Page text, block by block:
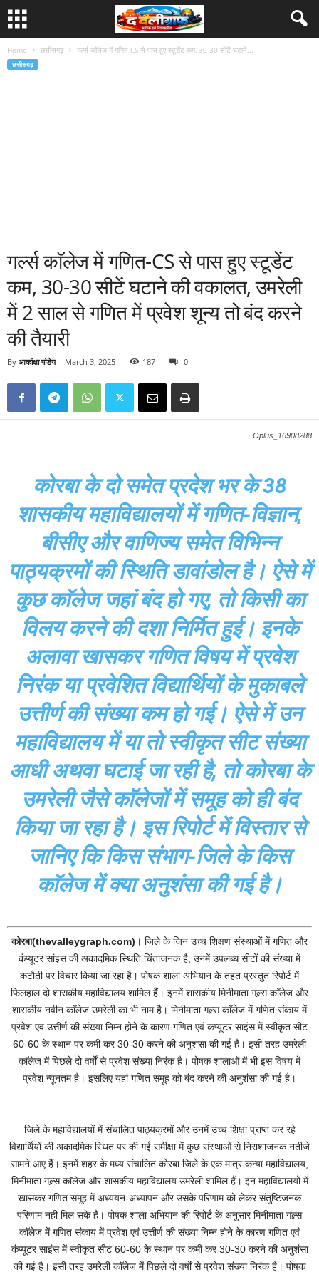
Home छत्तीसगढ़ गर्ल्स काॅलेज में गणित-CS से पास हुए स्टूडेंट कम, 30-30 सीटें घटाने...
छत्तीसगढ़
गर्ल्स काॅलेज में गणित-CS से पास हुए स्टूडेंट
कम, 30-30 सीटें घटाने की वकालत, उमरेली
में 2 साल से गणित में प्रवेश शून्य तो बंद करने
की तैयारी
By आकांक्षा पांडेय- March 3, 2025 187 0
Oplus_16908288
कोरबा के दो समेत प्रदेश भर के 38
शासकीय महाविद्यालयों में गणित-विज्ञान,
बीसीए और वाणिज्य समेत विभिन्न
पाठ्यक्रमों की स्थिति डावांडोल है। ऐसे में
कुछ काॅलेज जहां बंद हो गए, तो किसी का
विलय करने की दशा निर्मित हुई। इनके
अलावा खासकर गणित विषय में प्रवेश
निरंक या प्रवेशित विद्यार्थियों के मुकाबले
उत्तीर्ण की संख्या कम हो गई। ऐसे में उन
महाविद्यालय में या तो स्वीकृत सीट संख्या
आधी अथवा घटाई जा रही है, तो कोरबा के
उमरेली जैसे काॅलेजों में समूह को ही बंद
किया जा रहा है। इस रिपोर्ट में विस्तार से
जानिए कि किस संभाग-जिले के किस
काॅलेज में क्या अनुशंसा की गई है।
कोरबा(thevalleygraph.com)। जिले के जिन उच्च शिक्षण संस्थाओं में गणित और
कंप्यूटर सांइस की अकादमिक स्थिति चिंताजनक है, उनमें उपलब्ध सीटों की संख्या में
कटौती पर विचार किया जा रहा है। पोषक शाला अभियान के तहत प्रस्तुत रिपोर्ट में
फिलहाल दो शासकीय महाविद्यालय शामिल हैं। इनमें शासकीय मिनीमाता गल्र्स काॅलेज और
शासकीय नवीन काॅलेज उमरेली का भी नाम है। मिनीमाता गल्र्स काॅलेज में गणित संकाय में
प्रवेश एवं उत्तीर्ण की संख्या निम्न होने के कारण गणित एवं कंप्यूटर साइंस में स्वीकृत सीट
60-60 के स्थान पर कमी कर 30-30 करने की अनुशंसा की गई है। इसी तरह उमरेली
काॅलेज में पिछले दो वर्षों से प्रवेश संख्या निरंक है। पोषक शालाओं में भी इस विषय में
प्रवेश न्यूनतम है। इसलिए यहां गणित समूह को बंद करने की अनुशंसा की गई है।
जिले के महाविद्यालयों में संचालित पाठ्यक्रमों और उनमें उच्च शिक्षा प्राप्त कर रहे
विद्यार्थियों की अकादमिक स्थित पर की गई समीक्षा में कुछ संस्थाओं से निराशाजनक नतीजे
सामने आए हैं। इनमें शहर के मध्य संचालित कोरबा जिले के एक मात्र कन्या महाविद्यालय,
मिनीमाता गल्र्स काॅलेज और शासकीय महाविद्यालय उमरेली शामिल हैं। इन महाविद्यालयों में
खासकर गणित समूह में अध्ययन-अध्यापन और उसके परिणाम को लेकर संतुष्टिजनक
परिणाम नहीं मिल सके हैं। पोषक शाला अभियान की रिपोर्ट के अनुसार मिनीमाता गल्र्स
काॅलेज में गणित संकाय में प्रवेश एवं उत्तीर्ण की संख्या निम्न होने के कारण गणित एवं
कंप्यूटर साइंस में स्वीकृत सीट 60-60 के स्थान पर कमी कर 30-30 करने की अनुशंसा
की गई है। इसी तरह उमरेली काॅलेज में पिछले दो वर्षों से प्रवेश संख्या निरंक है। पोषक